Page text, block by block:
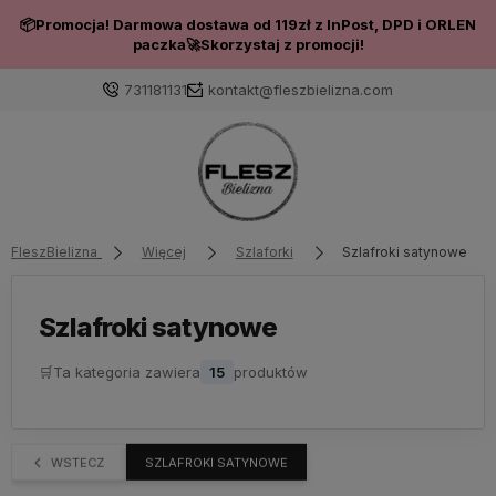
📦Promocja! Darmowa dostawa od 119zł z InPost, DPD i ORLEN
paczka🚀Skorzystaj z promocji!
731181131 kontakt@fleszbielizna.com
Zaloguj się
Wybierz coś dla siebie z naszej aktualnej oferty lub
FleszBielizna Więcej Szlaforki Szlafroki satynowe
Szlafroki satynowe
🛒Ta kategoria zawiera 15 produktów
WSTECZ SZLAFROKI SATYNOWE